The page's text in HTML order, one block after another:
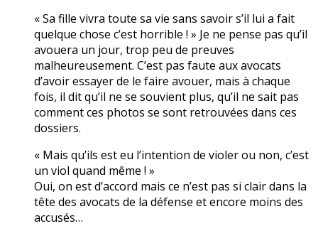
« Sa fille vivra toute sa vie sans savoir s’il lui a fait
quelque chose c’est horrible ! » Je ne pense pas qu’il
avouera un jour, trop peu de preuves
malheureusement. C’est pas faute aux avocats
d’avoir essayer de le faire avouer, mais à chaque
fois, il dit qu’il ne se souvient plus, qu’il ne sait pas
comment ces photos se sont retrouvées dans ces
dossiers.
« Mais qu’ils est eu l’intention de violer ou non, c’est
un viol quand même ! »
Oui, on est d’accord mais ce n’est pas si clair dans la
tête des avocats de la défense et encore moins des
accusés…